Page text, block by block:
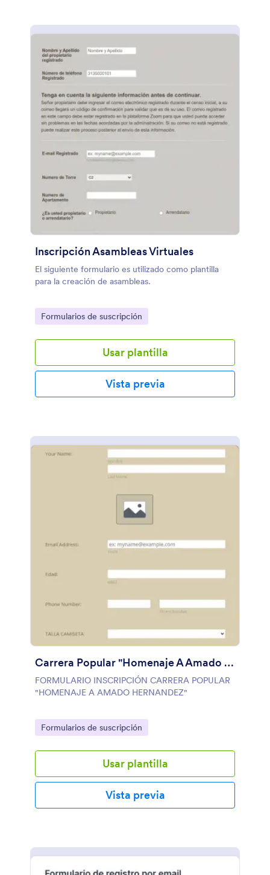
Inscripción Asambleas Virtuales
El siguiente formulario es utilizado como plantilla
para la creación de asambleas.
Go to Category:
Formularios de suscripción
Usar plantilla
Vista previa
Carrera Popular "Homenaje A Amado Hernadez"
FORMULARIO INSCRIPCIÓN CARRERA POPULAR
"HOMENAJE A AMADO HERNANDEZ"
Go to Category:
Formularios de suscripción
Usar plantilla
Vista previa